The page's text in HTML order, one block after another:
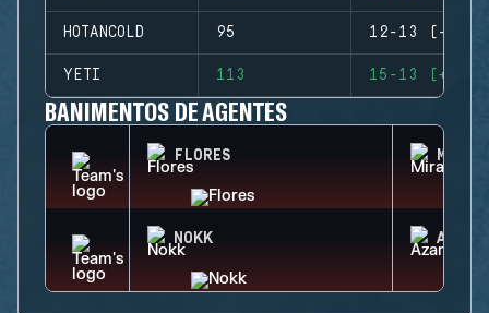
HOTANCOLD 95 12-13 (-1)
YETI 113 15-13 (+2)
BANIMENTOS DE AGENTES
FLORES MIRA
NOKK AZAMI